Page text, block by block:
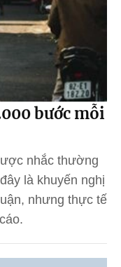
bước mỗi
nhắc thường
là khuyến nghị
nhưng thực tế